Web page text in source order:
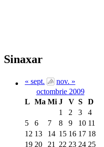
Sinaxar
« sept.
nov. »
octombrie 2009
L Ma Mi J V S
D
1
2 3
4
5
6 7 8 9 10 11
12 13 14 15 16 17 18
19 20 21 22 23 24 25